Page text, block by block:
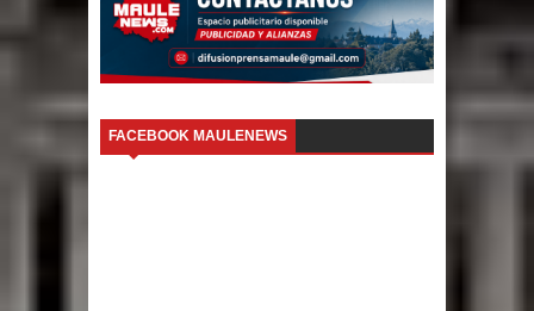
FACEBOOK MAULENEWS